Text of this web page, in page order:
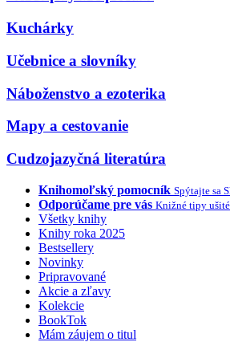
Kuchárky
Učebnice a slovníky
Náboženstvo a ezoterika
Mapy a cestovanie
Cudzojazyčná literatúra
Knihomoľský pomocník Spýtajte sa
Odporúčame pre vás Knižné tipy
Všetky knihy
Knihy roka 2025
Bestsellery
Novinky
Pripravované
Akcie a zľavy
Kolekcie
BookTok
Mám záujem o titul